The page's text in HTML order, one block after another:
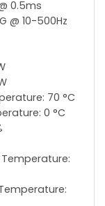
0.5ms
@ 10-500Hz
70 °C
0 °C